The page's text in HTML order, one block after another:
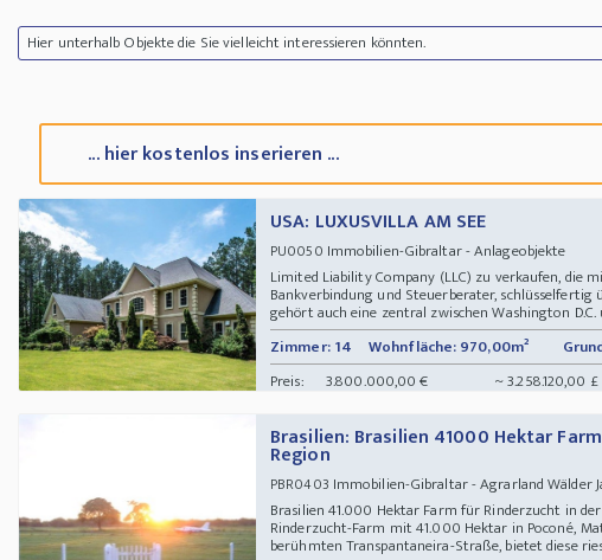
Hier unterhalb Objekte die Sie vielleicht interessieren könnten.
... hier kostenlos inserieren ...
USA: LUXUSVILLA AM SEE
PU0050 Immobilien-Gibraltar - Anlageobjekte
Limited Liability Company (LLC) zu verkaufen, die
Bankverbindung und Steuerberater, schlüsselfertig
gehört auch eine zentral zwischen Washington D.C.
Zimmer: 14
Wohnfläche: 970,00m²
Preis:
3.800.000,00 € ~ 3.258.120,00 £
Brasilien: Brasilien 41000 Hektar
Region
PBR0403 Immobilien-Gibraltar - Agrarland Wälder
Brasilien 41.000 Hektar Farm für Rinderzucht in
Rinderzucht-Farm mit 41.000 Hektar in Poconé,
berühmten Transpantaneira-Straße, bietet diese